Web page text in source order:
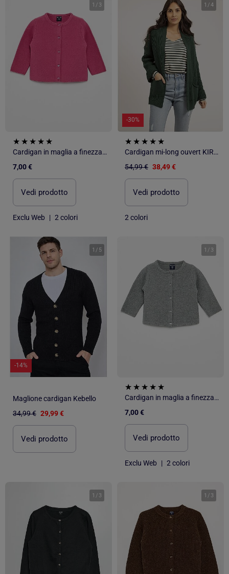
1 / 3
Cardigan in maglia a finezza sottile a tinta unita
7,00 €
Vedi prodotto
Exclu Web | 2 colori
1 /4
-30%
Cardigan mi-long ouvert KIRSTEN
54,99 € 38,49 €
Vedi prodotto
2 colori
1 / 5
-14%
Maglione cardigan Kebello
34,99 € 29,99 €
Vedi prodotto
1 / 3
Cardigan in maglia a finezza sottile a tinta unita
7,00 €
Vedi prodotto
Exclu Web | 2 colori
1 / 3 1 / 3